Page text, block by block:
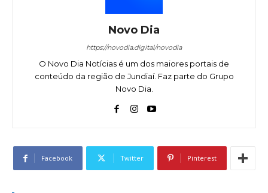
Novo Dia
https://novodia.digital/novodia
O Novo Dia Notícias é um dos maiores portais de
conteúdo da região de Jundiaí. Faz parte do Grupo
Novo Dia.
Facebook Twitter Pinterest